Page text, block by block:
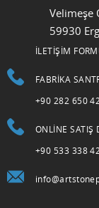
Velimeşe
59930
İLETİŞİM
FABRIKA
+90 282 650
ONLINE SATIŞ
+90 533 338